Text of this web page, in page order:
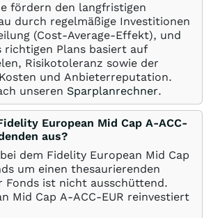
fördern den langfristigen
durch regelmäßige Investitionen
(Cost-Average-Effekt), und
richtigen Plans basiert auf
Risikotoleranz sowie der
und Anbieterreputation.
unseren Sparplanrechner.
European Mid Cap A-ACC-
aus?
dem Fidelity European Mid Cap
um einen thesaurierenden
Fonds ist nicht ausschüttend.
Mid Cap A-ACC-EUR reinvestiert